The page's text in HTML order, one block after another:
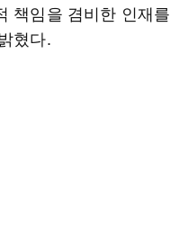
책임을 겸비한 인재를
혔다.